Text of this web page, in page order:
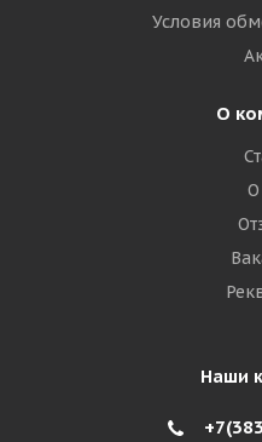
Условия
О
О
Наши